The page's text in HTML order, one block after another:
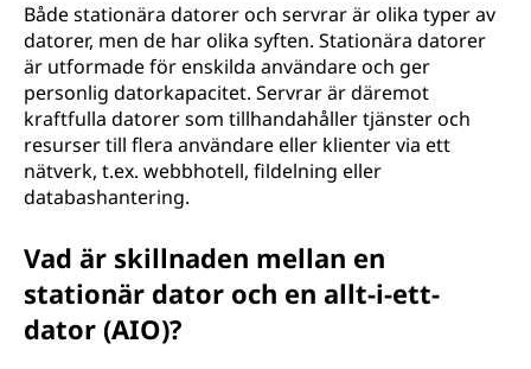
Både stationära datorer och servrar är olika typer av
datorer, men de har olika syften. Stationära datorer
är utformade för enskilda användare och ger
personlig datorkapacitet. Servrar är däremot
kraftfulla datorer som tillhandahåller tjänster och
resurser till flera användare eller klienter via ett
nätverk, t.ex. webbhotell, fildelning eller
databashantering.
Vad är skillnaden mellan en
stationär dator och en allt-i-ett-
dator (AIO)?